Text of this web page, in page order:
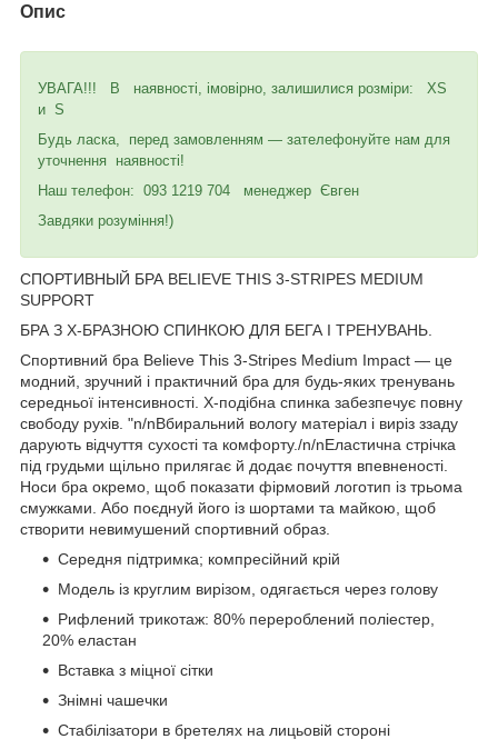
Опис
УВАГА!!! В наявності, імовірно, залишилися розміри: XS
и S
Будь ласка, перед замовленням — зателефонуйте нам для
уточнення наявності!
Наш телефон: 093 1219 704 менеджер Євген
Завдяки розуміння!)
СПОРТИВНЫЙ БРА BELIEVE THIS 3-STRIPES MEDIUM
SUPPORT
БРА З Х-БРАЗНОЮ СПИНКОЮ ДЛЯ БЕГА І ТРЕНУВАНЬ.
Спортивний бра Believe This 3-Stripes Medium Impact — це
модний, зручний і практичний бра для будь-яких тренувань
середньої інтенсивності. Х-подібна спинка забезпечує повну
свободу рухів. "n/nВбиральний вологу матеріал і виріз ззаду
дарують відчуття сухості та комфорту./n/nEластична стрічка
під грудьми щільно прилягає й додає почуття впевненості.
Носи бра окремо, щоб показати фірмовий логотип із трьома
смужками. Або поєднуй його із шортами та майкою, щоб
створити невимушений спортивний образ.
Середня підтримка; компресійний крій
Модель із круглим вирізом, одягається через голову
Рифлений трикотаж: 80% перероблений поліестер,
20% еластан
Вставка з міцної сітки
Знімні чашечки
Стабілізатори в бретелях на лицьовій стороні